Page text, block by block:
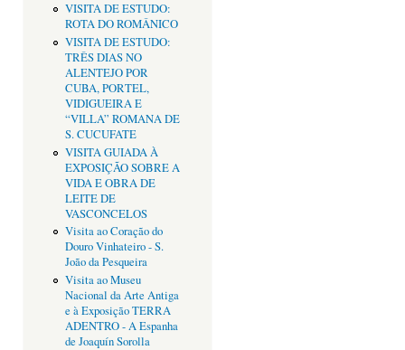
VISITA DE ESTUDO:
ROTA DO ROMÂNICO
VISITA DE ESTUDO:
TRÊS DIAS NO
ALENTEJO POR
CUBA, PORTEL,
VIDIGUEIRA E
“VILLA” ROMANA DE
S. CUCUFATE
VISITA GUIADA À
EXPOSIÇÃO SOBRE A
VIDA E OBRA DE
LEITE DE
VASCONCELOS
Visita ao Coração do
Douro Vinhateiro - S.
João da Pesqueira
Visita ao Museu
Nacional da Arte Antiga
e à Exposição TERRA
ADENTRO - A Espanha
de Joaquín Sorolla